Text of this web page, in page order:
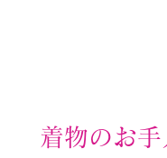
着物のお